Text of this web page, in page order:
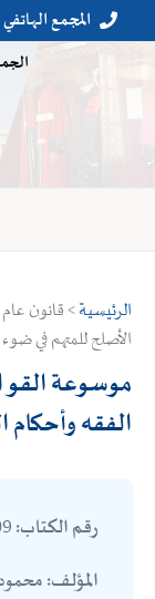

 المجمع الهاتفي 23. 07. 24. 023
الرئيسية> قانون عام
الأصلح للمتهم في
موسوعة
الفقه وأحكام
رقم الكتاب:
المؤلف: